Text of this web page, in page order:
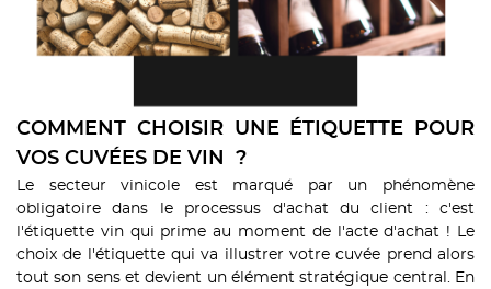
COMMENT CHOISIR UNE ÉTIQUETTE POUR
VOS CUVÉES DE VIN ?
Le secteur vinicole est marqué par un phénomène
obligatoire dans le processus d'achat du client : c'est
l'étiquette vin qui prime au moment de l'acte d'achat ! Le
choix de l'étiquette qui va illustrer votre cuvée prend alors
tout son sens et devient un élément stratégique central. En